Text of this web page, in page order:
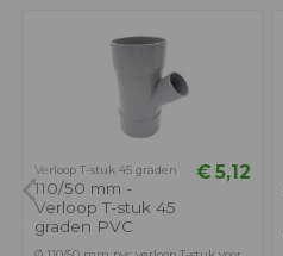
Verloop T-stuk 45 graden
110/50 mm -
Verloop T-stuk 45
graden PVC
€ 5,12